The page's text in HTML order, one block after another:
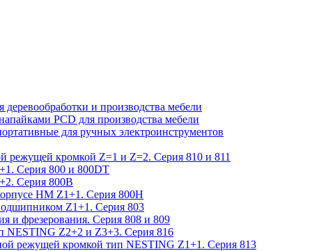
и производства мебели
PCD для производства мебели
для ручных электроинструментов
режущей кромкой Z=1 и Z=2. Серия 810 и 811
Серия 800 и 800DT
Серия 800B
НМ Z1+1. Серия 800H
Z1+1. Серия 803
и фрезерования. Серия 808 и 809
NESTING Z2+2 и Z3+3. Серия 816
режущей кромкой тип NESTING Z1+1. Серия 813